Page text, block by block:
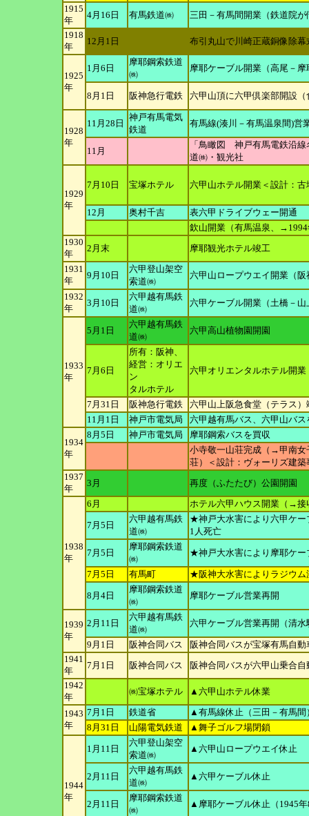
1915
年
4月16日 有馬鉄道㈱
三田－有馬間開業（鉄道院が
1918
年
12月1日 布引丸山で川崎正蔵銅像除幕
1925
年
1月6日
摩耶鋼索鉄道
㈱
摩耶ケーブル開業（高尾－摩
8月1日 阪神急行電鉄 六甲山頂に六甲倶楽部開設（
1928
年
11月28日
神戸有馬電気
鉄道
有馬線(湊川－有馬温泉間)営
11月
「鳥瞰図 神戸有馬電鉄沿
道㈱・観光社
1929
年
7月10日 宝塚ホテル 六甲山ホテル開業＜設計：古
12月 奥村千吉
表六甲ドライブウェー開通
欽山開業（有馬温泉、
1930
年
2月末
摩耶観光ホテル竣工
1931
年
9月10日
六甲登山架空
索道㈱
六甲山ロープウエイ開業（
1932
年
3月10日
六甲越有馬鉄
道㈱
六甲ケーブル開業（土橋－山
1933
年
5月1日
六甲越有馬鉄
道㈱
六甲高山植物園開園
7月6日
所有：阪神、
経営：オリエ
ン
タルホテル
六甲オリエンタルホテル開業
7月31日 阪神急行電鉄
六甲山上阪急食堂（テラス）
11月1日
神戸市電気局 六甲越有馬バス、六甲山バス
1934
年
8月5日 神戸市電気局
摩耶鋼索バスを買収
小寺敬一山荘完成（→甲南
荘）＜設計：ヴォーリズ建築
1937
年
3月 再度（ふたたび）公園開園
1938
年
6月 ホテル六甲ハウス開業（→
7月5日
六甲越有馬鉄
道㈱
★神戸大水害により六甲ケー
1人死亡
7月5日
摩耶鋼索鉄道
㈱
★神戸大水害により摩耶ケー
7月5日 有馬町 ★阪神大水害によりラジウム
8月4日
摩耶鋼索鉄道
㈱
摩耶ケーブル営業再開
1939
年
2月11日
六甲越有馬鉄
道㈱
六甲ケーブル営業再開（清水
9月1日 阪神合同バス
阪神合同バスが宝塚有馬自動
1941
年
7月1日 阪神合同バス
阪神合同バスが六甲山乗合自
1942
年
㈱宝塚ホテル ▲六甲山ホテル休業
1943
年
7月1日 鉄道省
▲有馬線休止（三田－有馬間
8月31日
山陽電気鉄道 ▲舞子ゴルフ場閉鎖
1944
年
1月11日
六甲登山架空
索道㈱
▲六甲山ロープウエイ休止
2月11日
六甲越有馬鉄
道㈱
▲六甲ケーブル休止
2月11日
摩耶鋼索鉄道
㈱
▲摩耶ケーブル休止（1945